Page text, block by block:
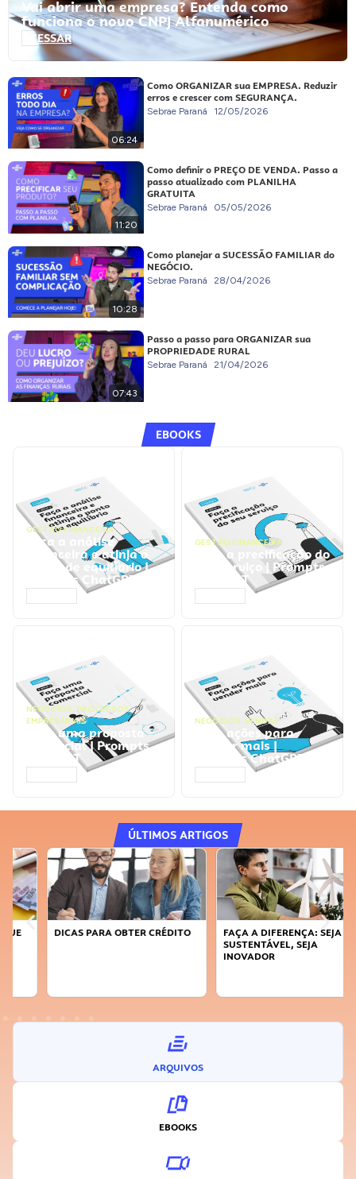
Vai abrir uma empresa? Entenda como
funciona o novo CNPJ Alfanumérico
ACESSAR
06:24
Como ORGANIZAR sua EMPRESA. Reduzir
erros e crescer com SEGURANÇA.
Sebrae Paraná 12/05/2026
11:20
Como definir o PREÇO DE VENDA. Passo a
passo atualizado com PLANILHA
GRATUITA
Sebrae Paraná 05/05/2026
10:28
Como planejar a SUCESSÃO FAMILIAR do
NEGÓCIO.
Sebrae Paraná 28/04/2026
07:43
Passo a passo para ORGANIZAR sua
PROPRIEDADE RURAL
Sebrae Paraná 21/04/2026
EBOOKS
GESTÃO FINANCEIRA
Faça a análise
financeira e atinja o
ponto de equilíbrio |
Prompts ChatGPT
GESTÃO FINANCEIRA
Faça a precificação do
seu serviço | Prompts
ChatGPT
NEGÓCIOS, PROCESSOS
EMPRESARIAIS
Faça uma proposta
comercial | Prompts
ChatGPT
NEGÓCIOS, VENDAS
Faça ações para
vender mais |
Prompts ChatGPT
ÚLTIMOS ARTIGOS
DICAS PARA OBTER CRÉDITO
FAÇA A DIFERENÇA: SEJA
SUSTENTÁVEL, SEJA
INOVADOR
ARQUIVOS
EBOOKS